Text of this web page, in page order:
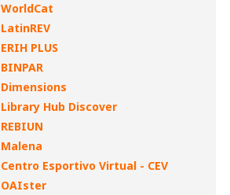
WorldCat
LatinREV
ERIH PLUS
BINPAR
Dimensions
Library Hub Discover
REBIUN
Malena
Centro Esportivo Virtual - CEV
OAIster